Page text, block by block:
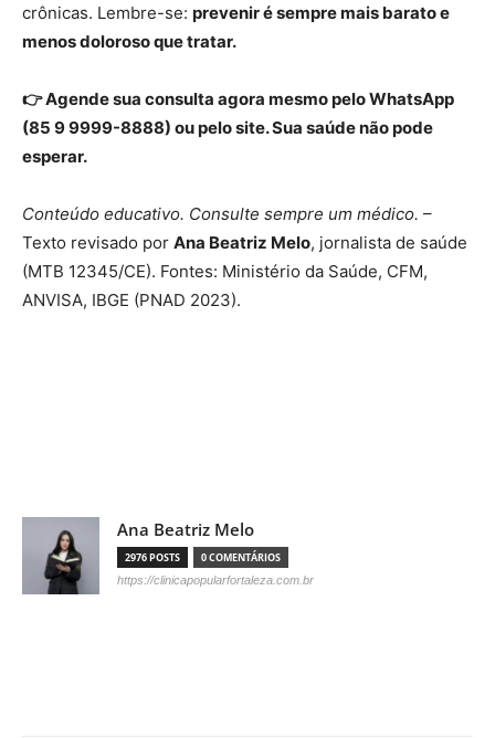
crônicas. Lembre-se: prevenir é sempre mais barato e
menos doloroso que tratar.
👉 Agende sua consulta agora mesmo pelo WhatsApp
(85 9 9999-8888) ou pelo site. Sua saúde não pode
esperar.
Conteúdo educativo. Consulte sempre um médico. –
Texto revisado por Ana Beatriz Melo, jornalista de saúde
(MTB 12345/CE). Fontes: Ministério da Saúde, CFM,
ANVISA, IBGE (PNAD 2023).
Ana Beatriz Melo
2976 POSTS 0 COMENTÁRIOS
https://clinicapopularfortaleza.com.br